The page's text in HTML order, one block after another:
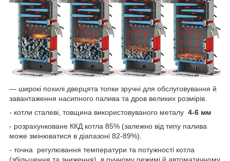
— широкі похилі дверцята топки зручні для обслуговування й
завантаження насипного палива та дров великих розмірів.
- котли сталеві, товщина використовуваного металу 4-6 мм
- розрахунковане ККД котла 85% (залежно від типу палива
може змінюватися в діапазоні 82-89%).
- точна регулювання температури та потужності котла